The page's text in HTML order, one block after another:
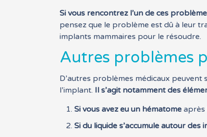
Si vous rencontrez l’un de ces
pensez que le problème est dû à leur
implants mammaires pour le résoudre.
Autres problèmes
D’autres problèmes médicaux
l’implant. Il s’agit notamment des
Si vous avez eu un hématome après
Si du liquide s’accumule autour des